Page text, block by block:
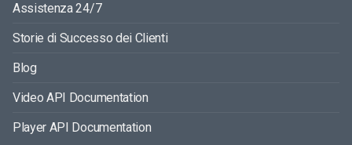
Assistenza 24/7
Storie di Successo dei Clienti
Blog
Video API Documentation
Player API Documentation